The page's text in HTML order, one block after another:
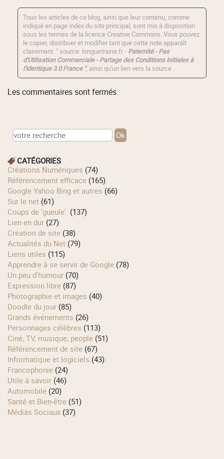
Tous les articles de ce blog, ainsi que leur contenu, comme
indiqué en page index du site principal, sont mis à disposition
sous les termes de la licence Creative Commons. Vous pouvez
le copier, distribuer et modifier tant que cette note apparaît
clairement. " source: longuetraine.fr - Paternité - Pas
d'Utilisation Commerciale - Partage des Conditions Initiales à
l'Identique 3.0 France ", ainsi qu'un lien vers la source .
Les commentaires sont fermés.
CATÉGORIES
Créations Numériques (74)
Référencement efficace (165)
Google Yahoo Bing et autres (66)
Sur le net (61)
Coups de 'gueule'. (137)
Lien en dur (27)
Création de site (38)
Actualités du Net (79)
Liens utiles (115)
Apprendre à se servir de Google (78)
Un peu d'humour (70)
Expression libre (87)
Photographie et images (40)
Doodle du jour (85)
Grands événements (26)
Personnages célèbres (113)
Ciné, TV, musique, people (51)
Référencement de site (67)
Informatique et logiciels (43)
Francophonie (24)
Utile à savoir (46)
Automobile (20)
Santé et Bien-être (51)
Médias Sociaux (37)